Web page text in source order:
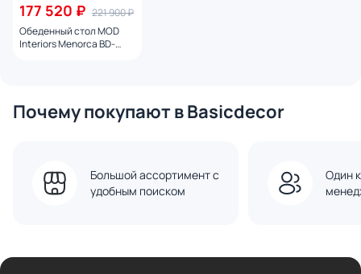
177 520 ₽ 221 900 ₽
Обеденный стол MOD
Interiors Menorca BD-
Почему покупают в Basicdecor
Большой ассортимент с
удобным поиском
Один